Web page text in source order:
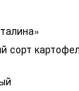
сорт